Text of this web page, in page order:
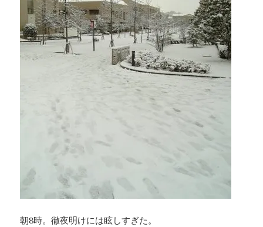
朝8時。徹夜明けには眩しすぎた。